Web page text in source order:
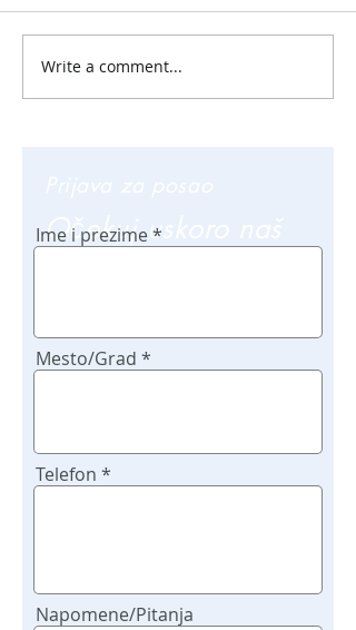
Write a comment...
Očekuj uskoro naš
Ime i prezime
Mesto/Grad
Telefon
Napomene/Pitanja